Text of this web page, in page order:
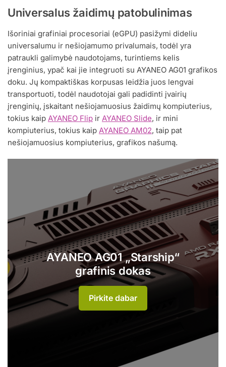
Universalus žaidimų patobulinimas
Išoriniai grafiniai procesoriai (eGPU) pasižymi dideliu
universalumu ir nešiojamumo privalumais, todėl yra
patraukli galimybė naudotojams, turintiems kelis
įrenginius, ypač kai jie integruoti su AYANEO AG01 grafikos
doku. Jų kompaktiškas korpusas leidžia juos lengvai
transportuoti, todėl naudotojai gali padidinti įvairių
įrenginių, įskaitant nešiojamuosius žaidimų kompiuterius,
tokius kaip AYANEO Flip ir AYANEO Slide, ir mini
kompiuterius, tokius kaip AYANEO AM02, taip pat
nešiojamuosius kompiuterius, grafikos našumą.
AYANEO AG01 „Starship“
grafinis dokas
Pirkite dabar